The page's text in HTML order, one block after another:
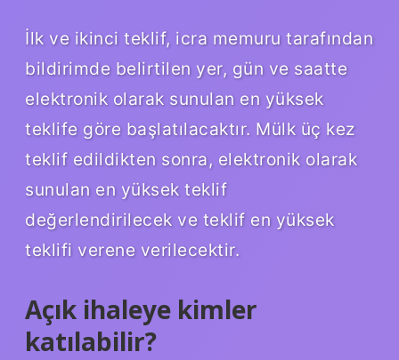
İlk ve ikinci teklif, icra memuru tarafından
bildirimde belirtilen yer, gün ve saatte
elektronik olarak sunulan en yüksek
teklife göre başlatılacaktır. Mülk üç kez
teklif edildikten sonra, elektronik olarak
sunulan en yüksek teklif
değerlendirilecek ve teklif en yüksek
teklifi verene verilecektir.
Açık ihaleye kimler
katılabilir?